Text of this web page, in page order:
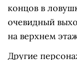
концов в
очевидный
на верхнем
Другие